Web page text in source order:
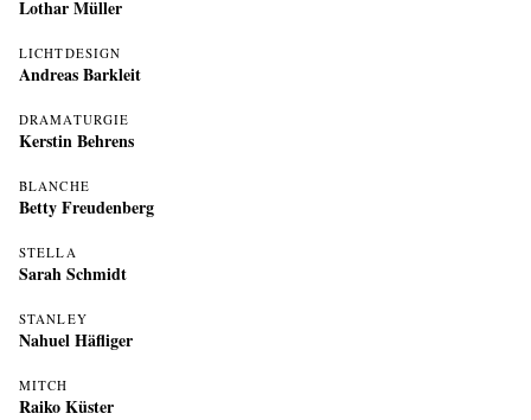
Lothar Müller
LICHTDESIGN
Andreas Barkleit
DRAMATURGIE
Kerstin Behrens
BLANCHE
Betty Freudenberg
STELLA
Sarah Schmidt
STANLEY
Nahuel Häfliger
MITCH
Raiko Küster